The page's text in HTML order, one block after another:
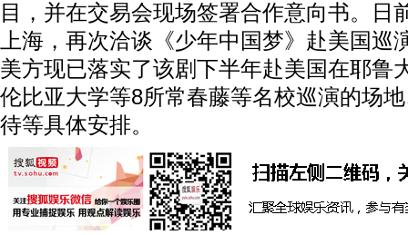
目，并在交易会现场签署合作意向书。日
上海，再次洽谈《少年中国梦》赴美国巡
美方现已落实了该剧下半年赴美国在耶鲁
伦比亚大学等8所常春藤等名校巡演的场
待等具体安排。